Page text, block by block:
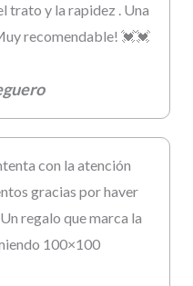
trato y la rapidez . Una
recomendable! 💓💓
con la atención
gracias por haver
regalo que marca la
100×100